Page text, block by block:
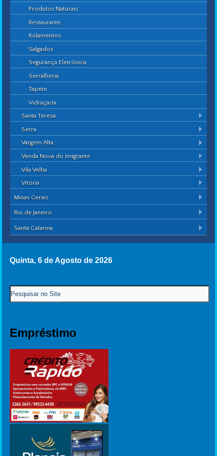
Produtos Naturais
Restaurante
Rolamentos
Salgados
Segurança Eletrônica
Serralheria
Tapete
Vidraçaria
Santa Teresa
Serra
Vargem Alta
Venda Nova do Imigrante
Vila Velha
Vitória
Minas Gerais
Rio de Janeiro
Santa Catarina
Quinta, 6 de Agosto de 2026
Empréstimo